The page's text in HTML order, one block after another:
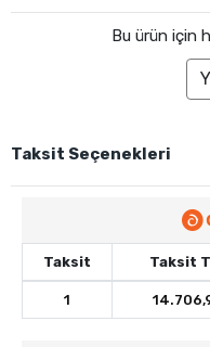
Bu ürün için
Taksit Seçenekleri
Taksit Taksit
1